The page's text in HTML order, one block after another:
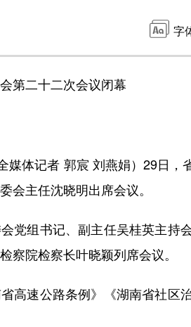
字
二十二次会议闭幕
体记者 郭宸 刘燕娟）29日，
会主任沈晓明出席会议。
组书记、副主任吴桂英主持
察院检察长叶晓颖列席会议。
速公路条例》《湖南省社区